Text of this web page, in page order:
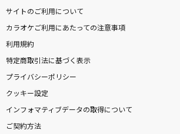
サイトのご利用について
カラオケご利用にあたっての注意事項
利用規約
特定商取引法に基づく表示
プライバシーポリシー
クッキー設定
インフォマティブデータの取得について
ご契約方法